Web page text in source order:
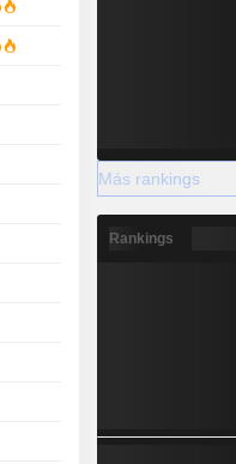
Más rankings
Rankings